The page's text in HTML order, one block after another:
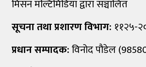
मिसन मल्टिमिडिया द्वारा सञ्चालित
सूचना तथा प्रशारण विभाग: ११२५-
प्रधान सम्पादक:विनोद पौडेल